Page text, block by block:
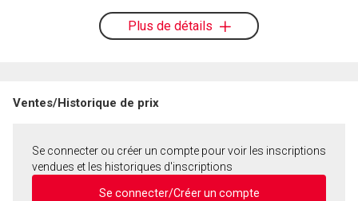
Plus de détails
Ventes/Historique de prix
Se connecter ou créer un compte pour voir les inscriptions
vendues et les historiques d'inscriptions
Se connecter/Créer un compte